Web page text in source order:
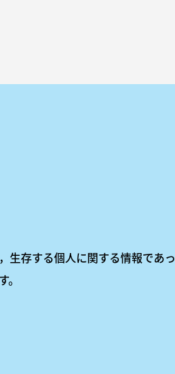
生存する個人に関する情報で